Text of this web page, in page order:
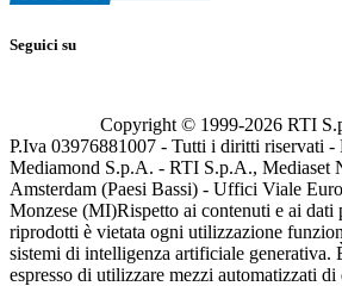
Seguici su
Copyright © 1999-2026 RTI
P.Iva 03976881007 - Tutti i diritti riservati -
Mediamond S.p.A. - RTI S.p.A., Mediaset
Amsterdam (Paesi Bassi) - Uffici Viale
Monzese (MI)Rispetto ai contenuti e ai dati
riprodotti è vietata ogni utilizzazione
sistemi di intelligenza artificiale generativa.
espresso di utilizzare mezzi automatizzati di